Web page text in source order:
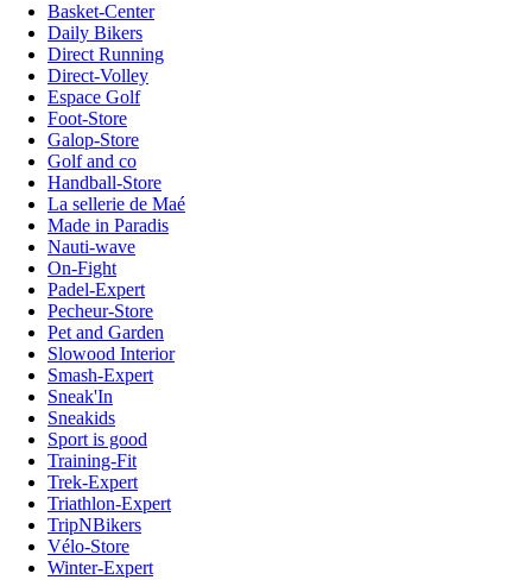
Basket-Center
Daily Bikers
Direct Running
Direct-Volley
Espace Golf
Foot-Store
Galop-Store
Golf and co
Handball-Store
La sellerie de Maé
Made in Paradis
Nauti-wave
On-Fight
Padel-Expert
Pecheur-Store
Pet and Garden
Slowood Interior
Smash-Expert
Sneak'In
Sneakids
Sport is good
Training-Fit
Trek-Expert
Triathlon-Expert
TripNBikers
Vélo-Store
Winter-Expert